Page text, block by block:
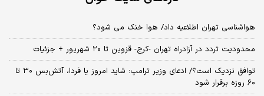
هواشناسی تهران اطلاعیه داد/ هوا خنک می شود؟
محدودیت تردد در آزادراه تهران -کرج- قزوین تا ۲۰ شهریور + جزئیات
توافق نزدیک است؟/ ادعای وزیر ترامپ: شاید امروز یا فردا، آتش‌بس ۳۰ تا
۶۰ روزه برقرار شود